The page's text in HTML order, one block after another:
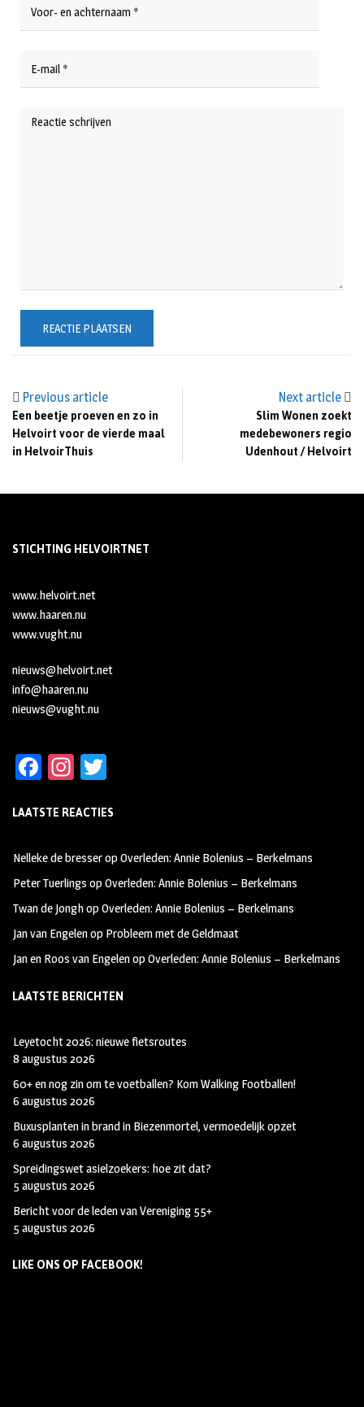
Previous article
Een beetje proeven en zo in
Helvoirt voor de vierde maal
in HelvoirThuis
Next article
Slim Wonen zoekt
medebewoners regio
Udenhout / Helvoirt
STICHTING HELVOIRTNET
www.helvoirt.net
www.haaren.nu
www.vught.nu
nieuws@helvoirt.net
info@haaren.nu
nieuws@vught.nu
Fa
b
oo
k
In
ag
m
tt
LAATSTE REACTIES
Nelleke de bresseropOverleden: Annie Bolenius – Berkelmans
Peter Tuerlings opOverleden: Annie Bolenius – Berkelmans
Twan de JonghopOverleden: Annie Bolenius – Berkelmans
Jan van Engelenop Probleem met de Geldmaat
Jan en Roos van EngelenopOverleden: Annie Bolenius – Berkelmans
LAATSTE BERICHTEN
Leyetocht 2026: nieuwe fietsroutes
8 augustus 2026
60+ en nog zin om te voetballen? Kom Walking Footballen!
6 augustus 2026
Buxusplanten in brand in Biezenmortel, vermoedelijk opzet
6 augustus 2026
Spreidingswet asielzoekers: hoe zit dat?
5 augustus 2026
Bericht voor de leden van Vereniging 55+
5 augustus 2026
LIKE ONS OP FACEBOOK!